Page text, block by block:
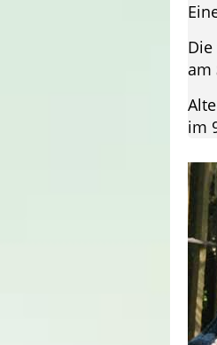
Die
am
im